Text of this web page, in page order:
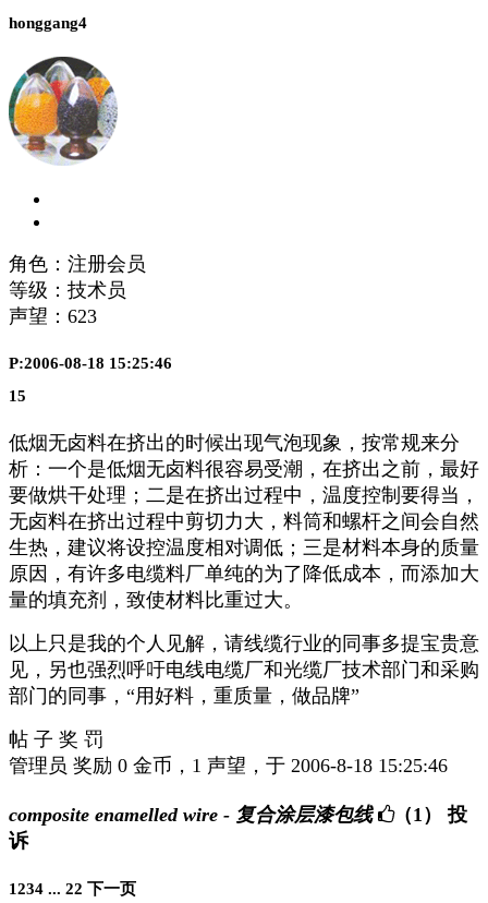
honggang4
角色：注册会员
等级：技术员
声望： 623
P:2006-08-18 15:25:46
15
低烟无卤料在挤出的时候出现气泡现象，按常规来分
析：一个是低烟无卤料很容易受潮，在挤出之前，最好
要做烘干处理；二是在挤出过程中，温度控制要得当，
无卤料在挤出过程中剪切力大，料筒和螺杆之间会自然
生热，建议将设控温度相对调低；三是材料本身的质量
原因，有许多电缆料厂单纯的为了降低成本，而添加大
量的填充剂，致使材料比重过大。
以上只是我的个人见解，请线缆行业的同事多提宝贵意
见，另也强烈呼吁电线电缆厂和光缆厂技术部门和采购
部门的同事，“用好料，重质量，做品牌”
帖 子 奖 罚
管理员 奖励 0 金币，1 声望，于 2006-8-18 15:25:46
composite enamelled wire - 复合涂层漆包线 （1）
投
诉
1234 ... 22 下一页